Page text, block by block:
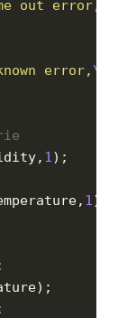
out error,
error, \t
1);
1);